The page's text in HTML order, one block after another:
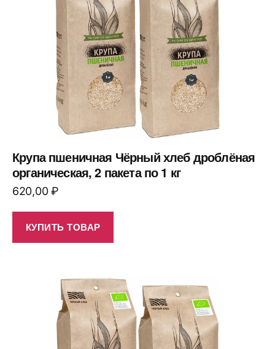
Крупа пшеничная Чёрный хлеб дроблёная
органическая, 2 пакета по 1 кг
620,00₽
КУПИТЬ ТОВАР